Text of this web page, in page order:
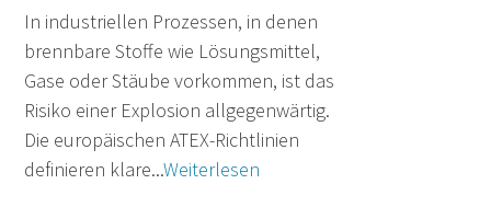
In industriellen Prozessen, in denen
brennbare Stoffe wie Lösungsmittel,
Gase oder Stäube vorkommen, ist das
Risiko einer Explosion allgegenwärtig.
Die europäischen ATEX-Richtlinien
definieren klare...Weiterlesen